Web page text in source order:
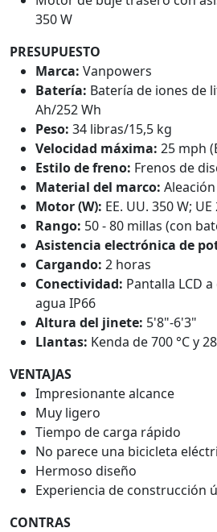
350 W
PRESUPUESTO
Marca: Vanpowers
Batería: Batería de iones de
Ah/252 Wh
Peso: 34 libras/15,5 kg
Velocidad máxima: 25 mph
Estilo de freno: Frenos de
Material del marco:
Motor (W): EE. UU. 350 W;
Rango: 50 - 80 millas (con
Asistencia electrónica de
Cargando: 2 horas
Conectividad: Pantalla LCD
agua IP66
Altura del jinete: 5'8"-6'3"
Llantas: Kenda de 700 °C y
VENTAJAS
Impresionante alcance
Muy ligero
Tiempo de carga rápido
No parece una bicicleta
Hermoso diseño
Experiencia de construcción
CONTRAS